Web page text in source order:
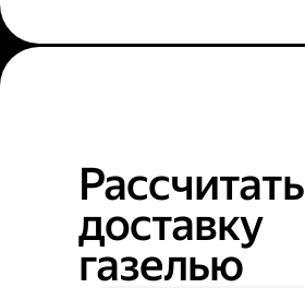
Рассчитать
доставку
газелью